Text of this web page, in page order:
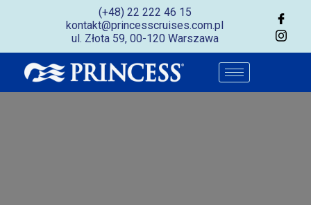
(+48) 22 222 46 15
kontakt@princesscruises.com.pl
ul. Złota 59, 00-120 Warszawa